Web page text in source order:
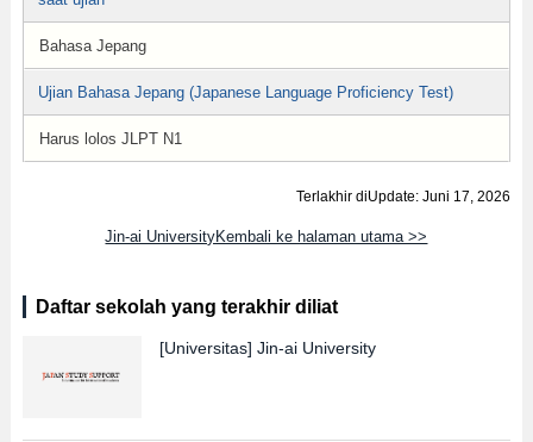
Bahasa Jepang
Ujian Bahasa Jepang (Japanese Language Proficiency Test)
Harus lolos JLPT N1
Terlakhir diUpdate: Juni 17, 2026
Jin-ai UniversityKembali ke halaman utama >>
Daftar sekolah yang terakhir diliat
[Universitas] Jin-ai University